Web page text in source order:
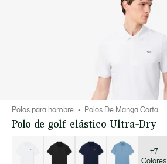
Polos para hombre Polos De Manga Corta
Polo de golf elástico Ultra-Dry
variaciones
+7
Colores